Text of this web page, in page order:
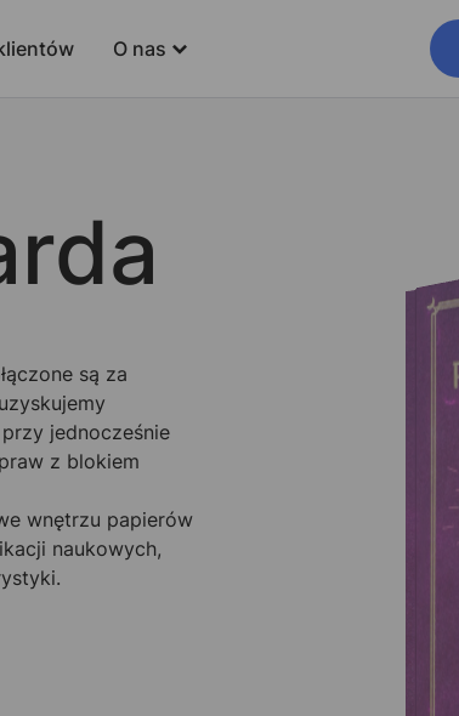
O nas
są za
jednocześnie
z blokiem
wnętrzu papierów
naukowych,